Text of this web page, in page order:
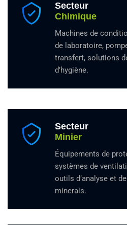
Secteur
Chimique
Machines de
de laboratoire,
transfert, solutions
d’hygiène.
Secteur
Minier
Équipements de
systèmes de
outils d’analyse et
minerais.